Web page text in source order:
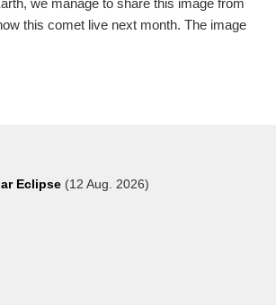
this comet live next month. The image
Eclipse (12 Aug. 2026)